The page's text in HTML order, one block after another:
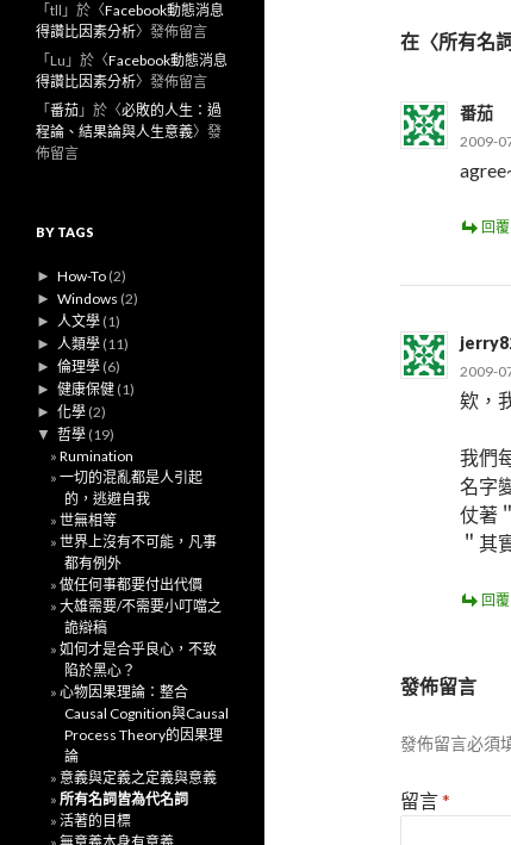
在〈所有名
番茄
2009-
回覆
2009-
欸，
我們
名字
仗著
＂其
回覆
發佈留言
發佈留言必須
留言*
「 tll 」於〈Facebook動態消息
得讚比因素分析〉發佈留言
「 Lu 」於〈Facebook動態消息
得讚比因素分析〉發佈留言
「 番茄 」於〈必敗的人生：過
程論、結果論與人生意義〉發
佈留言
BY TAGS
► How-To (2)
► Windows (2)
► 人文學 (1)
► 人類學 (11)
► 倫理學 (6)
► 健康保健 (1)
► 化學 (2)
▼ 哲學 (19)
Rumination
一切的混亂都是人引起
的，逃避自我
世無相等
世界上沒有不可能，凡事
都有例外
做任何事都要付出代價
大雄需要/不需要小叮噹之
詭辯稿
如何才是合乎良心，不致
陷於黑心？
心物因果理論：整合
Causal Cognition與Causal
Process Theory的因果理
論
意義與定義之定義與意義
所有名詞皆為代名詞
活著的目標